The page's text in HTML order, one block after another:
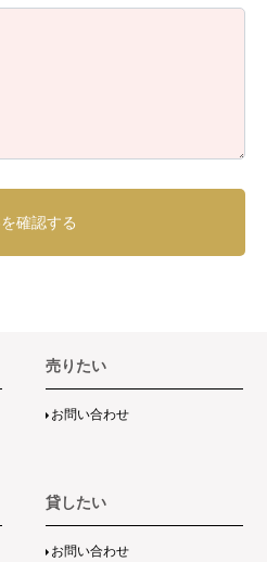
売りたい
お問い合わせ
貸したい
お問い合わせ